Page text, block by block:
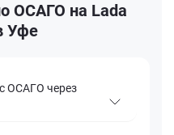
ОСАГО на Lada
Уфе
ОСАГО через